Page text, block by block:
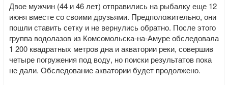
Двое мужчин (44 и 46 лет) отправились на рыбалку еще 12
июня вместе со своими друзьями. Предположительно, они
пошли ставить сетку и не вернулись обратно. После этого
группа водолазов из Комсомольска-на-Амуре обследовала
1 200 квадратных метров дна и акватории реки, совершив
четыре погружения под воду, но поиски результатов пока
не дали. Обследование акватории будет продолжено.